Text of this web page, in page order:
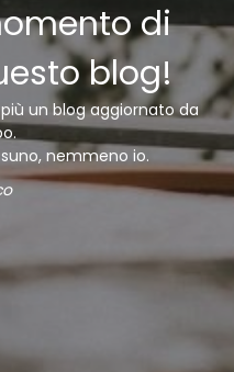
di
blog!
un blog aggiornato da
nemmeno io.